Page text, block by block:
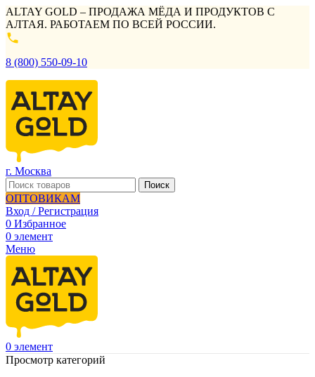
ALTAY GOLD – ПРОДАЖА МЁДА И ПРОДУКТОВ С
АЛТАЯ. РАБОТАЕМ ПО ВСЕЙ РОССИИ.
8 (800) 550-09-10
г. Москва
Поиск
ОПТОВИКАМ
Вход / Регистрация
0 Избранное
0 элемент
Меню
0 элемент
Просмотр категорий